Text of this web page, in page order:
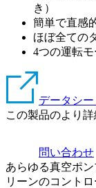
き）
簡単で直感
ほぼ全ての
4つの運転モ
データシー
この製品のより
問い合わせ
あらゆる真空ポ
リーンのコント